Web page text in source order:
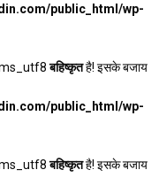
public_html/wp-
बहिष्कृतहै! इसके बजाय
public_html/wp-
बहिष्कृतहै! इसके बजाय